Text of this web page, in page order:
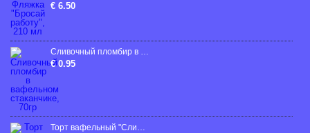
€ 6.50
Сливочный пломбир в вафельном стаканчике, 70гp
€ 0.95
Торт вафельный "Сливочный" 210 гр